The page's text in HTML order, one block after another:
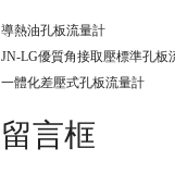
導熱油孔板流量計
JN-LG優質角接取壓標準孔板
一體化差壓式孔板流量計
留言框